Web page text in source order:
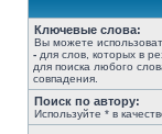
Ключевые слова:
Вы можете
- для слов, которых в
для поиска любого
совпадения.
Поиск по автору:
Используйте * в